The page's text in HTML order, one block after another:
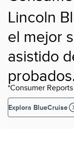
Lincoln
el mejor
asistido
*Consumer
Explora BlueCruise